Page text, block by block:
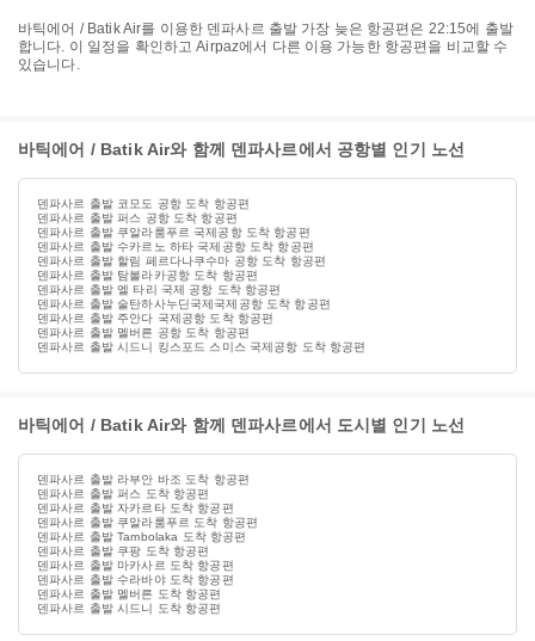
바틱에어 / Batik Air를 이용한 덴파사르 출발 가장 늦은 항공편은 22:15에 출발
합니다. 이 일정을 확인하고 Airpaz에서 다른 이용 가능한 항공편을 비교할 수
있습니다.
바틱에어 / Batik Air와 함께 덴파사르에서 공항별 인기 노선
덴파사르 출발 코모도 공항 도착 항공편
덴파사르 출발 퍼스 공항 도착 항공편
덴파사르 출발 쿠알라룸푸르 국제공항 도착 항공편
덴파사르 출발 수카르노 하타 국제공항 도착 항공편
덴파사르 출발 할림 페르다나쿠수마 공항 도착 항공편
덴파사르 출발 탐볼라카공항 도착 항공편
덴파사르 출발 엘 타리 국제 공항 도착 항공편
덴파사르 출발 술탄하사누딘국제국제공항 도착 항공편
덴파사르 출발 주안다 국제공항 도착 항공편
덴파사르 출발 멜버른 공항 도착 항공편
덴파사르 출발 시드니 킹스포드 스미스 국제공항 도착 항공편
바틱에어 / Batik Air와 함께 덴파사르에서 도시별 인기 노선
덴파사르 출발 라부안 바조 도착 항공편
덴파사르 출발 퍼스 도착 항공편
덴파사르 출발 자카르타 도착 항공편
덴파사르 출발 쿠알라룸푸르 도착 항공편
덴파사르 출발 Tambolaka 도착 항공편
덴파사르 출발 쿠팡 도착 항공편
덴파사르 출발 마카사르 도착 항공편
덴파사르 출발 수라바야 도착 항공편
덴파사르 출발 멜버른 도착 항공편
덴파사르 출발 시드니 도착 항공편